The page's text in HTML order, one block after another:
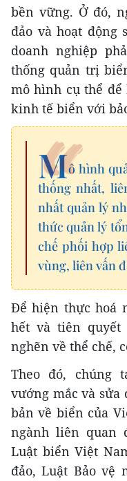
bền vững. Ở đó,
đảo và hoạt động
doanh nghiệp
thống quản trị
mô hình cụ thể
kinh tế biển với
Mô hình
thống nhất,
nhất quản lý
thức quản lý
chế phối hợp
vùng, liên vấn
Để hiện thực hoá
hết và tiên
nghẽn về thể chế,
Theo đó, chúng
vướng mắc và sửa
bản về biển của
ngành liên quan
Luật biển Việt
đảo, Luật Bảo vệ